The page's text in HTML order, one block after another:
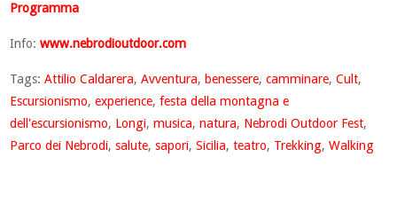
Programma
Info:www.nebrodioutdoor.com
Tags:Attilio Caldarera,Avventura, benessere,camminare,Cult,
Escursionismo,experience,festa della montagna e
dell'escursionismo, Longi,musica,natura, Nebrodi Outdoor Fest,
Parco dei Nebrodi,salute,sapori,Sicilia,teatro, Trekking,Walking